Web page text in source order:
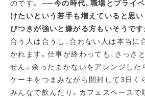
のです。 ──今の時代、職場とプライ
けたいという若手も増えていると思
びつきが強いと嫌がる方もいそうです
合う人は合うし、合わない人は本当に
かれます。仕事が終わっても、さっさ
せん。余ったまかないをアレンジした
ケーキをつまみながら開封して3日く
みんなで飲んだり。カフェスペースで